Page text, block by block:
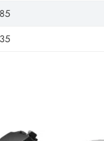
85 لتر
1135